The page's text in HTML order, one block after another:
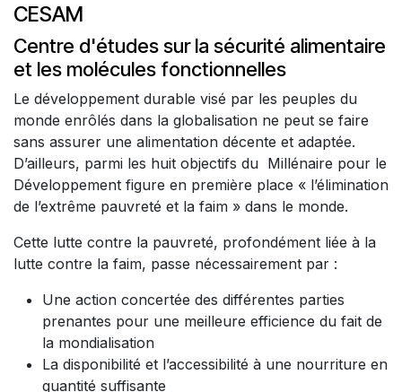
CESAM
Centre d'études sur la sécurité alimentaire
et les molécules fonctionnelles
Le développement durable visé par les peuples du
monde enrôlés dans la globalisation ne peut se faire
sans assurer une alimentation décente et adaptée.
D’ailleurs, parmi les huit objectifs du Millénaire pour le
Développement figure en première place « l’élimination
de l’extrême pauvreté et la faim » dans le monde.
Cette lutte contre la pauvreté, profondément liée à la
lutte contre la faim, passe nécessairement par :
Une action concertée des différentes parties
prenantes pour une meilleure efficience du fait de
la mondialisation
La disponibilité et l’accessibilité à une nourriture en
quantité suffisante